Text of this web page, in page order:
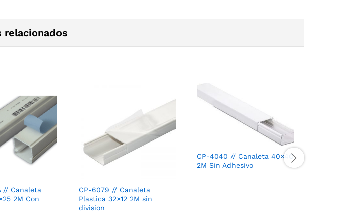
relacionados
// Canaleta
2M Con
CP-6079 // Canaleta
Plastica 32×12 2M sin
division
CP-4040 // Canaleta 40×40
2M Sin Adhesivo